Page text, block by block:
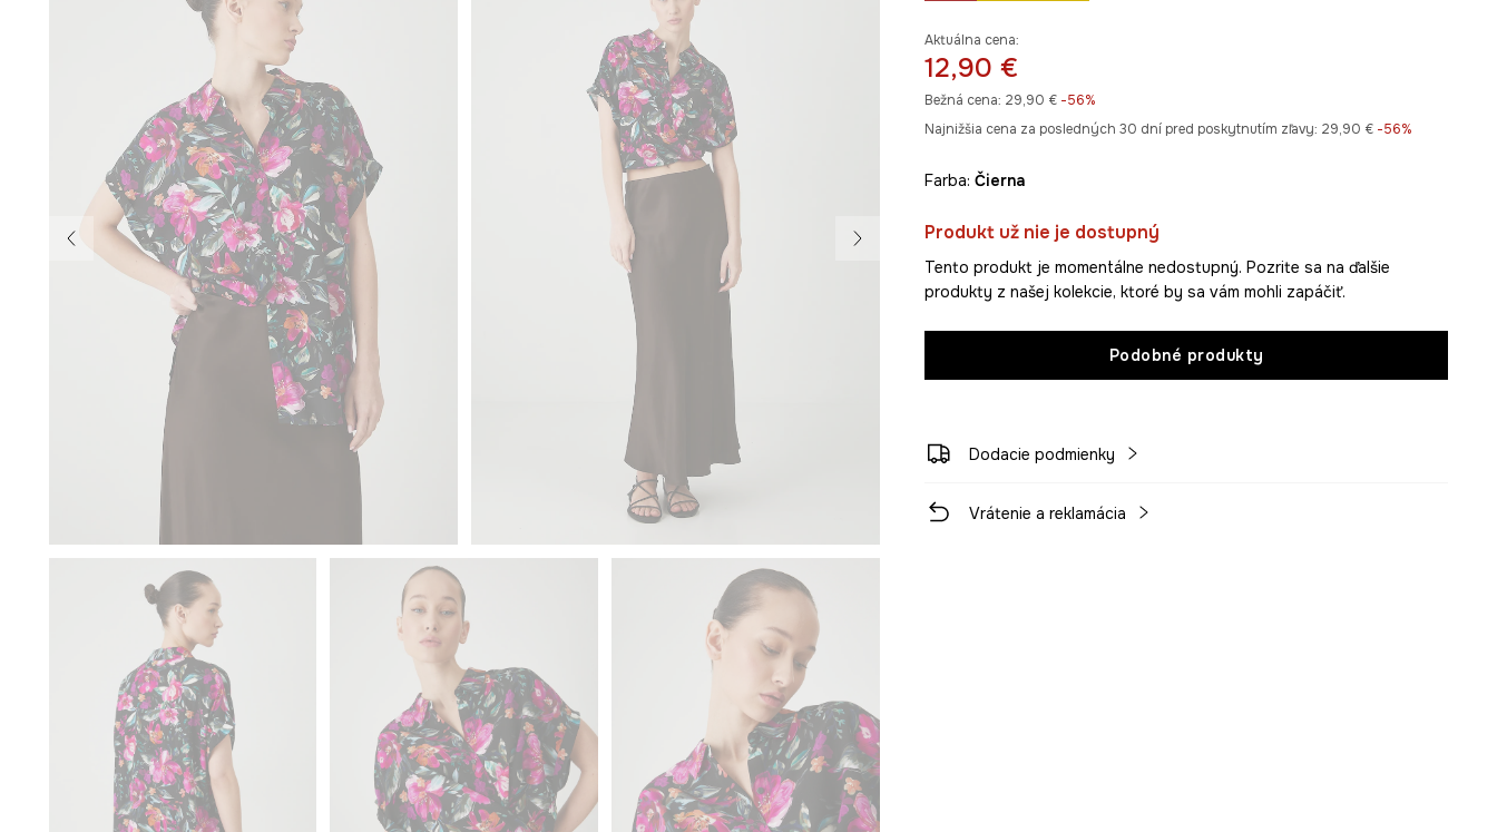
Aktuálna cena:
12,90 €
Bežná cena: 29,90 €-56%
Najnižšia cena za posledných 30 dní pred poskytnutím zľavy: 29,90 € -56%
Farba: čierna
Produkt už nie je dostupný
Tento produkt je momentálne nedostupný. Pozrite sa na ďalšie
produkty z našej kolekcie, ktoré by sa vám mohli zapáčiť.
Podobné produkty
Dodacie podmienky
Vrátenie a reklamácia